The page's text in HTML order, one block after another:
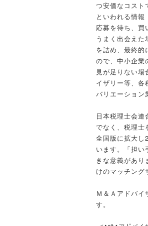
つ安価なコスト
といわれる情
応募を待ち、買
うまく出会え
を詰め、最終的
ので、中小企業
見が足りない
イザリー等、各
バリエーション
日本税理士会
でなく、税理士
全国版に拡大し
います。「担い
きな意義があ
けのマッチング
Ｍ＆Ａアドバ
す。